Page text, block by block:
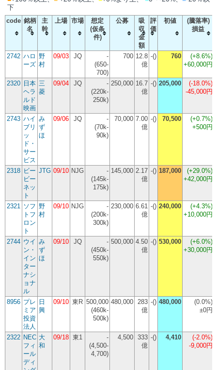
下
code 銘柄
名
主
幹
上場 市場
想定
(仮条
件)
公募
吸
収
金
額
評
価
初値
(騰落率)
損益
2742 ハロ
ーズ
野
村
09/03 JQ
-
(650-
700)
700 12.8
億
-() 760 (+8.6%)
+60,000円
2320 日本
ヘラ
ルド
映画
三
菱
09/04 JQ
-
(220k-
250k)
250,000 16.7
億
-() 205,000 (-18.0%)
-45,000円
2743 ハイ
ブリ
ッ
ド・
サー
ビス
み
ず
ほ
09/06 JQ
-
(70k-
90k)
70,000 7.00
億
-() 70,500 (+0.7%)
+500円
2318 ビー
ビー
ネッ
ト
JTG 09/10 NJG
-
(145k-
175k)
145,000 2.17
億
-() 187,000 (+29.0%)
+42,000円
2321 ソフ
トフ
ロン
ト
野
村
09/10 NJG
-
(200k-
300k)
230,000 6.61
億
-() 240,000 (+4.3%)
+10,000円
2744 ウイ
ン・
イン
ター
ナシ
ョナ
ル
み
ず
ほ
09/10 JQ
-
(450k-
550k)
500,000 4.50
億
-() 530,000 (+6.0%)
+30,000円
8956 プレ
ミア
投資
法人
日
興
09/10 東R 500,000
(460k-
500k)
480,000 283
億
-() 480,000 (0.0%)
±0円
2322 NEC
フィ
ール
ディ
大
和
09/18 東1
-
(4,500-
4,700)
4,500 333
億
-() 4,410 (-2.0%)
-9,000円